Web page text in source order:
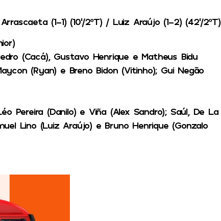
(1-1) (10’/2ºT) / Luiz Araújo (1-2) (42’/2ºT)
(Cacá), Gustavo Henrique e Matheus Bidu
(Ryan) e Breno Bidon (Vitinho); Gui Negão
Pereira (Danilo) e Viña (Alex Sandro); Saúl, De La
Lino (Luiz Araújo) e Bruno Henrique (Gonzalo